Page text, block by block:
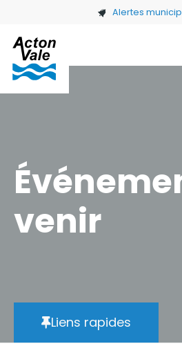
Skip to main content Alertes
venir
Liens rapides